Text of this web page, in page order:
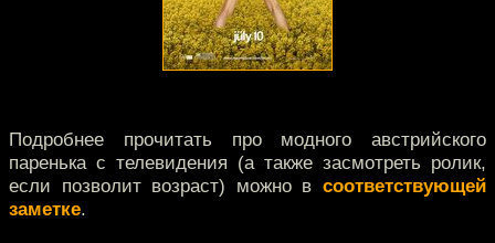
Подробнее прочитать про модного австрийского
паренька с телевидения (а также засмотреть ролик,
если позволит возраст) можно в соответствующей
заметке.